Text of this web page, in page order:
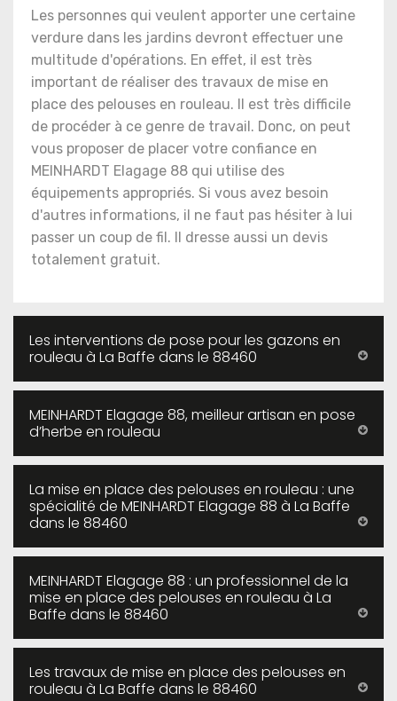
Les personnes qui veulent apporter une certaine
verdure dans les jardins devront effectuer une
multitude d'opérations. En effet, il est très
important de réaliser des travaux de mise en
place des pelouses en rouleau. Il est très difficile
de procéder à ce genre de travail. Donc, on peut
vous proposer de placer votre confiance en
MEINHARDT Elagage 88 qui utilise des
équipements appropriés. Si vous avez besoin
d'autres informations, il ne faut pas hésiter à lui
passer un coup de fil. Il dresse aussi un devis
totalement gratuit.
Les interventions de pose pour les gazons en
rouleau à La Baffe dans le 88460
MEINHARDT Elagage 88, meilleur artisan en pose
d’herbe en rouleau
La mise en place des pelouses en rouleau : une
spécialité de MEINHARDT Elagage 88 à La Baffe
dans le 88460
MEINHARDT Elagage 88 : un professionnel de la
mise en place des pelouses en rouleau à La
Baffe dans le 88460
Les travaux de mise en place des pelouses en
rouleau à La Baffe dans le 88460